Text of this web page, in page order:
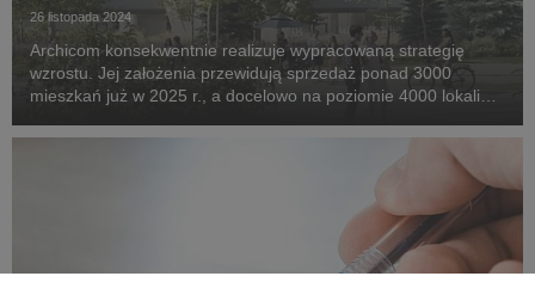
26 listopada 2024
Archicom konsekwentnie realizuje wypracowaną strategię
wzrostu. Jej założenia przewidują sprzedaż ponad 3000
mieszkań już w 2025 r., a docelowo na poziomie 4000 lokali
efektywność w rozbudowie banku ziemi, dyn...